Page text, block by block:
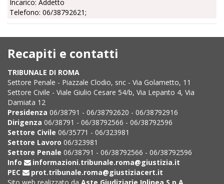
Incarico: Addetto
Telefono: 06/38792621;
Recapiti e contatti
TRIBUNALE DI ROMA
Settore Penale - Piazzale Clodio, snc - Via Golametto, 11
Settore Civile - Viale Giulio Cesare 54/b, Via Lepanto 4, Via
Damiata 12
Presidenza 06/38791 - 06/38792620 - 06/38792916
Dirigenza 06/38791 - 06/38792566 - 06/38792596
Settore Civile 06/35771 - 06/323981
Settore Lavoro 06/323981
Settore Penale 06/38791 - 06/38792566 - 06/38792596
Info
informazioni.tribunale.roma@giustizia.it
PEC
prot.tribunale.roma@giustiziacert.it